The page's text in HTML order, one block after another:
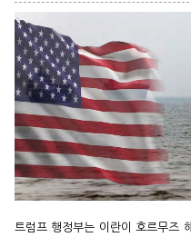
트럼프 행정부는 이란이 호르무즈